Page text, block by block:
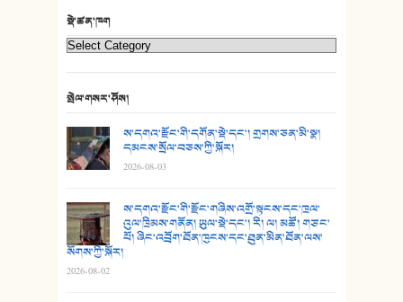
23. ཕོ་རྒོད་པོ།
25. མགྲོན་པོ།
26. ཨ་མའི་ཐང་ཁུག
27. ལྕེ་བདེ་ཞོལ་གྱི་པང་གདན།
28. སྟོད་གཞས། - ཕན་ཐོག
སྡེ་ཚན་ཁག
སྤེལ་གསར་ཤོས།
ས་དགའ་རྫོང་གི་དགོན་སྡེ་དང་། གྲགས་ཅན་མི་སྣ།
དམངས་སྲོལ་བཅས་ཀྱི་སྐོར།
2026-08-03
ས་དགའ་རྫོང་གི་རྫོང་གཞིས་འགྲོ་སྟངས་དང་ཁྲལ་
འུལ་ཁྲིམས་གནོན། ཡུལ་སྡེ་དང་། རི། ལ། མཚོ། གཙང་
པོ། ཞིང་འབྲོག་ཐོན་ཁུངས་དང་ཐུན་མིན་ཐོན་ལས་
སོགས་ཀྱི་སྐོར།
2026-08-02